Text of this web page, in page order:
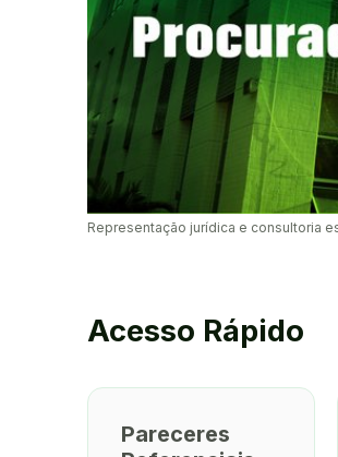
Representação jurídica e consultoria
Acesso Rápido
Pareceres